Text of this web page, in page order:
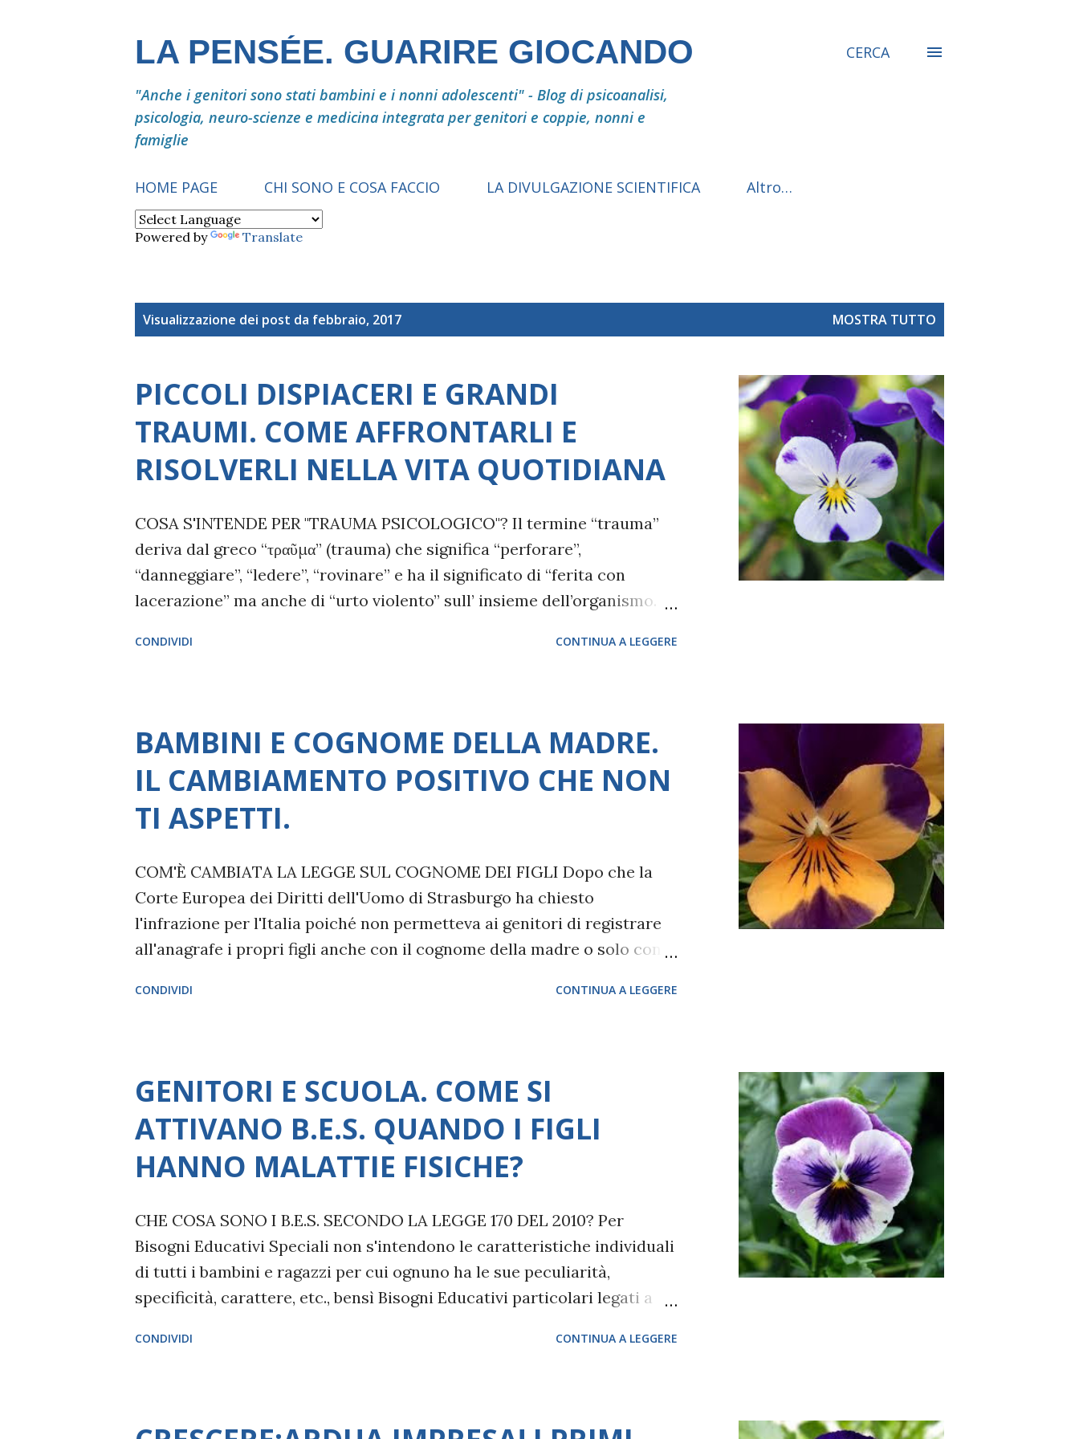
LA PENSÉE. GUARIRE GIOCANDO
"Anche i genitori sono stati bambini e i nonni adolescenti" - Blog di psicoanalisi,
psicologia, neuro-scienze e medicina integrata per genitori e coppie, nonni e
famiglie
CERCA
HOME PAGE CHI SONO E COSA FACCIO LA DIVULGAZIONE SCIENTIFICA Altro…
Powered by Translate
Visualizzazione dei post da febbraio, 2017 MOSTRA TUTTO
PICCOLI DISPIACERI E GRANDI
TRAUMI. COME AFFRONTARLI E
RISOLVERLI NELLA VITA QUOTIDIANA
COSA S'INTENDE PER "TRAUMA PSICOLOGICO"? Il termine “trauma”
deriva dal greco “τραῦμα” (trauma) che significa “perforare”,
“danneggiare”, “ledere”, “rovinare” e ha il significato di “ferita con
lacerazione” ma anche di “urto violento” sull’ insieme dell’organismo.
dalla psichiatria, riferito alla psiche, per indicare un danno psicologico,
imprevisto e non pensato, eccessivo per la sua capacità di sopportarlo.
QUALI SONO LE SITUAZIONI COSIDDETTE "TRAUMATICHE"? I traumi
più comunemente noti e considerati “grandi traumi” associati a grande
dolore e dispiacere, sono: -Il lutto , la malattia propria o di una persona
cara, gli incidenti stradali, le catastrofi naturali, la guerra (vissuta sia da
CONDIVIDI CONTINUA A LEGGERE
BAMBINI E COGNOME DELLA MADRE.
IL CAMBIAMENTO POSITIVO CHE NON
TI ASPETTI.
COM'È CAMBIATA LA LEGGE SUL COGNOME DEI FIGLI Dopo che la
Corte Europea dei Diritti dell'Uomo di Strasburgo ha chiesto
l'infrazione per l'Italia poiché non permetteva ai genitori di registrare
all'anagrafe i propri figli anche con il cognome della madre o solo con il
sentenza avevano affermato che l'Italia "dovesse" adottare delle
Deputati ha approvato la legge, ratificata dalla sentenza della Corte
Costituzionale n. 286 dell’8 novembre 2016 e pubblicata il 21 dicembre
2016 , che abolisce l'obbligo che i figli abbiano solo il cognome paterno,
introducendo la libertà di scelta per entrambi genitori di attribuire ai
propri figli il proprio cognome. Il/la bambino/a avrà solo quello
CONDIVIDI CONTINUA A LEGGERE
GENITORI E SCUOLA. COME SI
ATTIVANO B.E.S. QUANDO I FIGLI
HANNO MALATTIE FISICHE?
CHE COSA SONO I B.E.S. SECONDO LA LEGGE 170 DEL 2010? Per
Bisogni Educativi Speciali non s'intendono le caratteristiche individuali
di tutti i bambini e ragazzi per cui ognuno ha le sue peculiarità,
specificità, carattere, etc., bensì Bisogni Educativi particolari legati a
post-traumatico da stress, depressione, ansia, etc.), neuromotorie,
170/2010 per i Bisogni Educativi Speciali è ormai andata a regime in
CONDIVIDI CONTINUA A LEGGERE